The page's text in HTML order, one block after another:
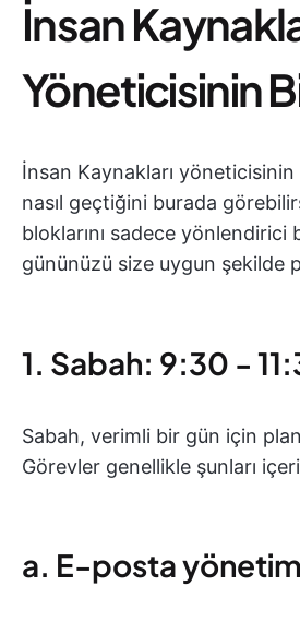
İnsan
Yöneticisinin
İnsan Kaynakları
nasıl geçtiğini burada
bloklarını sadece yönlendirici
gününüzü size uygun şekilde
1. Sabah: 9:30 -
Sabah, verimli bir gün için
Görevler genellikle şunları
a. E-posta